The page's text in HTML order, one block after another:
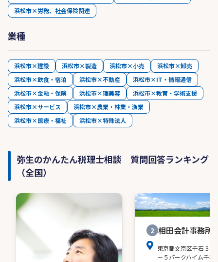
浜松市×労務、社会保険関連
業種
浜松市×建設 浜松市×製造 浜松市×小売
浜松市×卸売
浜松市×飲食・宿泊
浜松市×不動産
浜松市×IT・情報通信
浜松市×金融・保険
浜松市×理美容
浜松市×教育・学術支援
浜松市×サービス
浜松市×農業・林業・漁業
浜松市×医療・福祉
浜松市×特殊法人
弥生のかんたん税理士相談 質問回答ランキング
（全国）
2 相田会計事務所
東京都文京区千石３－
－５パークハイム千石